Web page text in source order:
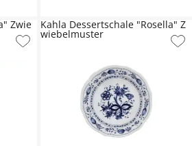
Zwie Kahla Dessertschale "Rosella" Z
wiebelmuster